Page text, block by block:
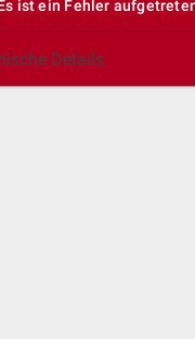
ist ein Fehler
Details